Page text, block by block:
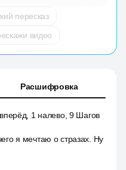
пересказ
видео
Расшифровка
1 налево, 9 Шагов
я мечтаю о стразах. Ну